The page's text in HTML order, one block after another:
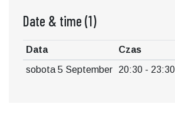
Date & time (1)
Data Czas
sobota 5 September
20:30 - 23:30